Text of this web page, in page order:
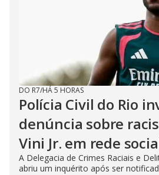
DO R7/HÁ 5 HORAS
Polícia Civil do Rio
denúncia sobre
Vini Jr. em rede
A Delegacia de Crimes Raciais e
abriu um inquérito após ser